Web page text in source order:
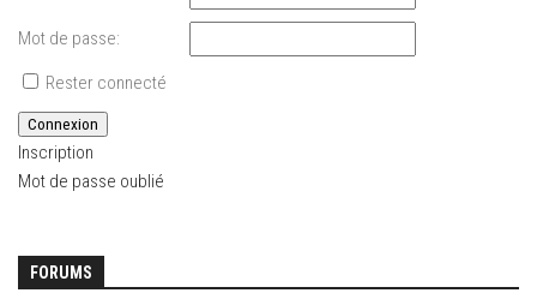
Mot de passe:
Rester connecté
Connexion
Inscription
Mot de passe oublié
FORUMS